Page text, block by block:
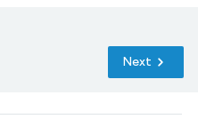
Next